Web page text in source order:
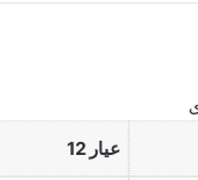
عيار 12